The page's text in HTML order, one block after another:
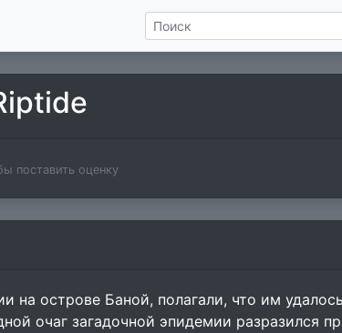
поставить оценку
на острове Баной, полагали, что им
очаг загадочной эпидемии разразился